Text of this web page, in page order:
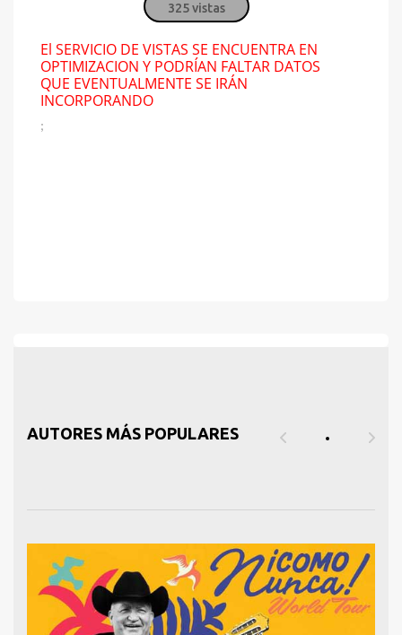
325 vistas
El SERVICIO DE VISTAS SE ENCUENTRA EN
OPTIMIZACION Y PODRÍAN FALTAR DATOS
QUE EVENTUALMENTE SE IRÁN
INCORPORANDO
;
AUTORES MÁS POPULARES